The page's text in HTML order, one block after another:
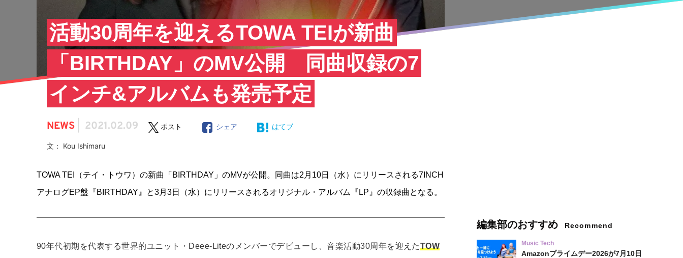
活動30周年を迎えるTOWA TEIが新曲
「BIRTHDAY」のMV公開 同曲収録の7
インチ&アルバムも発売予定
NEWS 2021.02.09 ポスト シェア はてブ
文： Kou Ishimaru
TOWA TEI（テイ・トウワ）の新曲「BIRTHDAY」のMVが公開。同曲は2月10日（水）にリリースされる7INCH
アナログEP盤『BIRTHDAY』と3月3日（水）にリリースされるオリジナル・アルバム『LP』の収録曲となる。
90年代初期を代表する世界的ユニット・Deee-Liteのメンバーでデビューし、音楽活動30周年を迎えたTOW
編集部のおすすめ Recommend
Music Tech
Amazonプライムデー2026が7月10日